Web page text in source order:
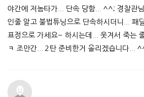
야간에 저놈타가... 단속 당함... ^^; 경찰관님
인줄 알고 불법튜닝으로 단속하시더니... 패
표정으로 가세요~ 하시는데... 웃겨서 죽는
ㅋ 조만간... 2탄 준비한거 올리겠습니다...